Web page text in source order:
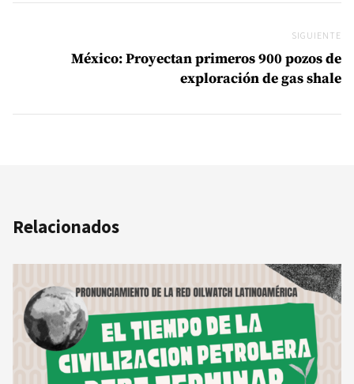
SIGUIENTE
México: Proyectan primeros 900 pozos de
exploración de gas shale
Relacionados